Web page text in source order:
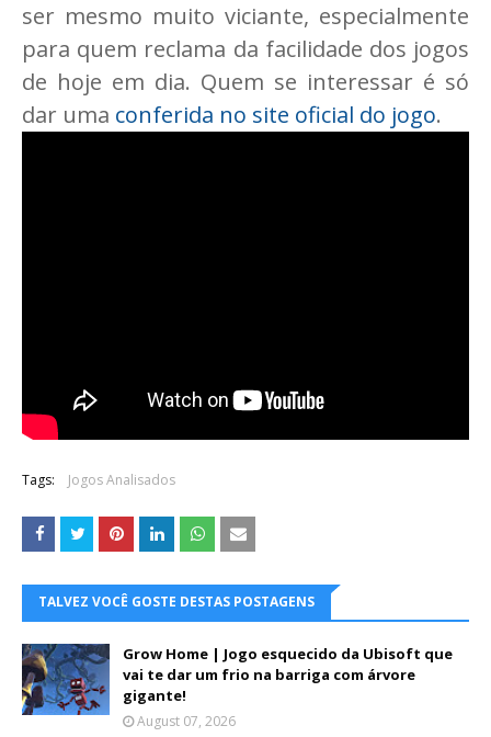
ser mesmo muito viciante, especialmente
para quem reclama da facilidade dos jogos
de hoje em dia. Quem se interessar é só
dar uma conferida no site oficial do jogo.
Tags: Jogos Analisados
TALVEZ VOCÊ GOSTE DESTAS POSTAGENS
Grow Home | Jogo esquecido da Ubisoft que
vai te dar um frio na barriga com árvore
gigante!
August 07, 2026